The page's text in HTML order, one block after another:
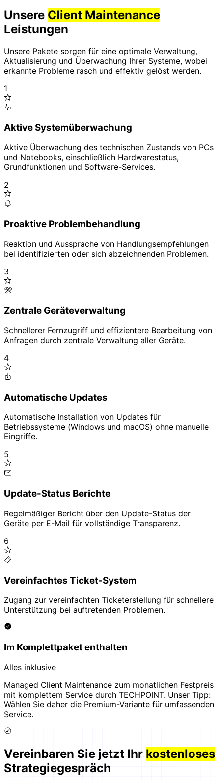
Unsere Client Maintenance
Leistungen
Unsere Pakete sorgen für eine optimale Verwaltung,
Aktualisierung und Überwachung Ihrer Systeme, wobei
erkannte Probleme rasch und effektiv gelöst werden.
1
Aktive Systemüberwachung
Aktive Überwachung des technischen Zustands von PCs
und Notebooks, einschließlich Hardwarestatus,
Grundfunktionen und Software-Services.
2
Proaktive Problembehandlung
Reaktion und Aussprache von Handlungsempfehlungen
bei identifizierten oder sich abzeichnenden Problemen.
3
Zentrale Geräteverwaltung
Schnellerer Fernzugriff und effizientere Bearbeitung von
Anfragen durch zentrale Verwaltung aller Geräte.
4
Automatische Updates
Automatische Installation von Updates für
Betriebssysteme (Windows und macOS) ohne manuelle
Eingriffe.
5
Update-Status Berichte
Regelmäßiger Bericht über den Update-Status der
Geräte per E-Mail für vollständige Transparenz.
6
Vereinfachtes Ticket-System
Zugang zur vereinfachten Ticketerstellung für schnellere
Unterstützung bei auftretenden Problemen.
Im Komplettpaket enthalten
Alles inklusive
Managed Client Maintenance zum monatlichen Festpreis
mit komplettem Service durch TECHPOINT. Unser Tipp:
Wählen Sie daher die Premium-Variante für umfassenden
Service.
Vereinbaren Sie jetzt Ihr kostenloses
Strategiegespräch